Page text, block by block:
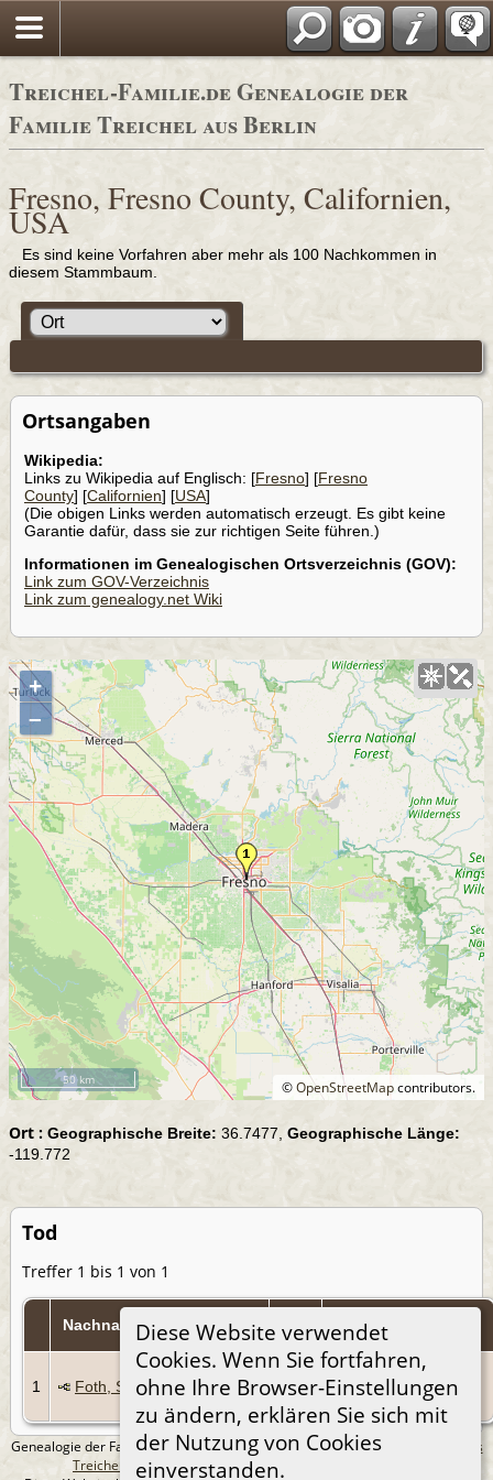
Adressbücher
Treichel-Familie.de Genealogie der
Familie Treichel aus Berlin
Diese Website verwendet
Cookies. Wenn Sie fortfahren,
ohne Ihre Browser-Einstellungen
zu ändern, erklären Sie sich mit
der Nutzung von Cookies
einverstanden.
Fresno, Fresno County, Californien,
USA
Es sind keine Vorfahren aber mehr als 100 Nachkommen in
diesem Stammbaum.
Ortsangaben
Wikipedia:
Links zu Wikipedia auf Englisch: [Fresno] [Fresno
County] [Californien] [USA]
(Die obigen Links werden automatisch erzeugt. Es gibt keine
Garantie dafür, dass sie zur richtigen Seite führen.)
Informationen im Genealogischen Ortsverzeichnis (GOV):
Link zum GOV-Verzeichnis
Link zum genealogy.net Wiki
+
–
©OpenStreetMapcontributors.
50 km
Ort : Geographische Breite:36.7477, Geographische Länge:
-119.772
Tod
Treffer 1 bis 1 von 1
Nachname, Taufnamen Personen-Kennung
1 Foth, Shirley Ann
17
Feb
2016
I1541
Genealogie der Familie Treichel aus Berlin. - erstellt und betreut von
Andreas
Treichel
Copyright © 2014-2026 Alle Rechte vorbehalten.